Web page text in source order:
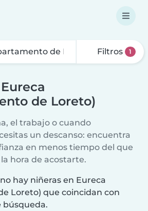
Filtros 1
de Loreto)
el trabajo o cuando
un descanso: encuentra
en menos tiempo del que
hora de acostarte.
hay niñeras en Eureca
Loreto) que coincidan con
búsqueda.